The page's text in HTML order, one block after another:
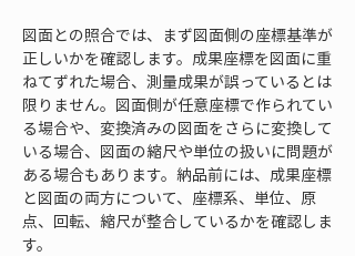
図面との照合では、まず図面側の座標基準が
正しいかを確認します。成果座標を図面に重
ねてずれた場合、測量成果が誤っているとは
限りません。図面側が任意座標で作られてい
る場合や、変換済みの図面をさらに変換して
いる場合、図面の縮尺や単位の扱いに問題が
ある場合もあります。納品前には、成果座標
と図面の両方について、座標系、単位、原
点、回転、縮尺が整合しているかを確認しま
す。